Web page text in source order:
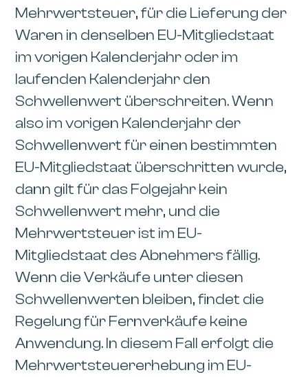
Mehrwertsteuer, für die Lieferung der
Waren in denselben EU-Mitgliedstaat
im vorigen Kalenderjahr oder im
laufenden Kalenderjahr den
Schwellenwert überschreiten. Wenn
also im vorigen Kalenderjahr der
Schwellenwert für einen bestimmten
EU-Mitgliedstaat überschritten wurde,
dann gilt für das Folgejahr kein
Schwellenwert mehr, und die
Mehrwertsteuer ist im EU-
Mitgliedstaat des Abnehmers fällig.
Wenn die Verkäufe unter diesen
Schwellenwerten bleiben, findet die
Regelung für Fernverkäufe keine
Anwendung. In diesem Fall erfolgt die
Mehrwertsteuererhebung im EU-